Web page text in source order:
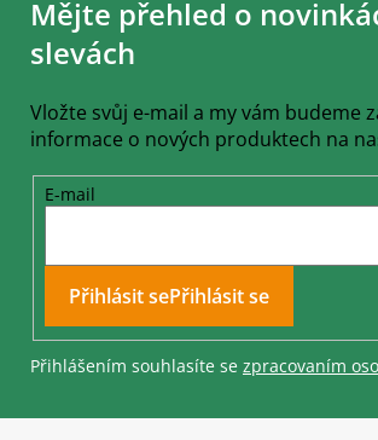
Mějte přehled o
slevách
Vložte svůj e-mail a my vám budeme
informace o nových produktech na
E-mail
Přihlásit se
Přihlášením souhlasíte se zpracovaním